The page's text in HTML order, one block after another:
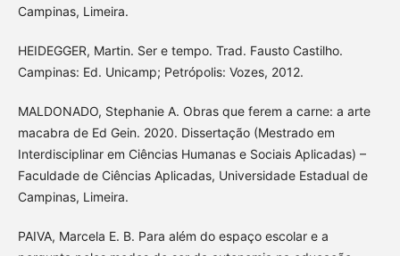
Campinas, Limeira.
HEIDEGGER, Martin. Ser e tempo. Trad. Fausto Castilho.
Campinas: Ed. Unicamp; Petrópolis: Vozes, 2012.
MALDONADO, Stephanie A. Obras que ferem a carne: a arte
macabra de Ed Gein. 2020. Dissertação (Mestrado em
Interdisciplinar em Ciências Humanas e Sociais Aplicadas) –
Faculdade de Ciências Aplicadas, Universidade Estadual de
Campinas, Limeira.
PAIVA, Marcela E. B. Para além do espaço escolar e a